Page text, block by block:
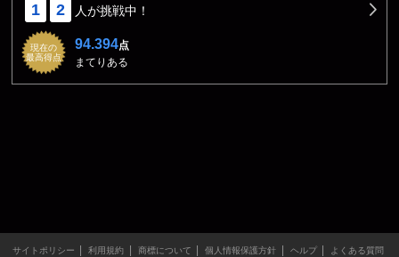
1 2 人が挑戦中！
現在の
最高得点
94.394点
まてりある
サイトポリシー 利用規約 商標について 個人情報保護方針 ヘルプ
よくある質問